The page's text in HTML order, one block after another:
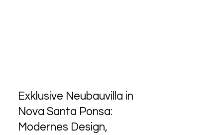
Exklusive Neubauvilla in
Nova Santa Ponsa:
Modernes Design,